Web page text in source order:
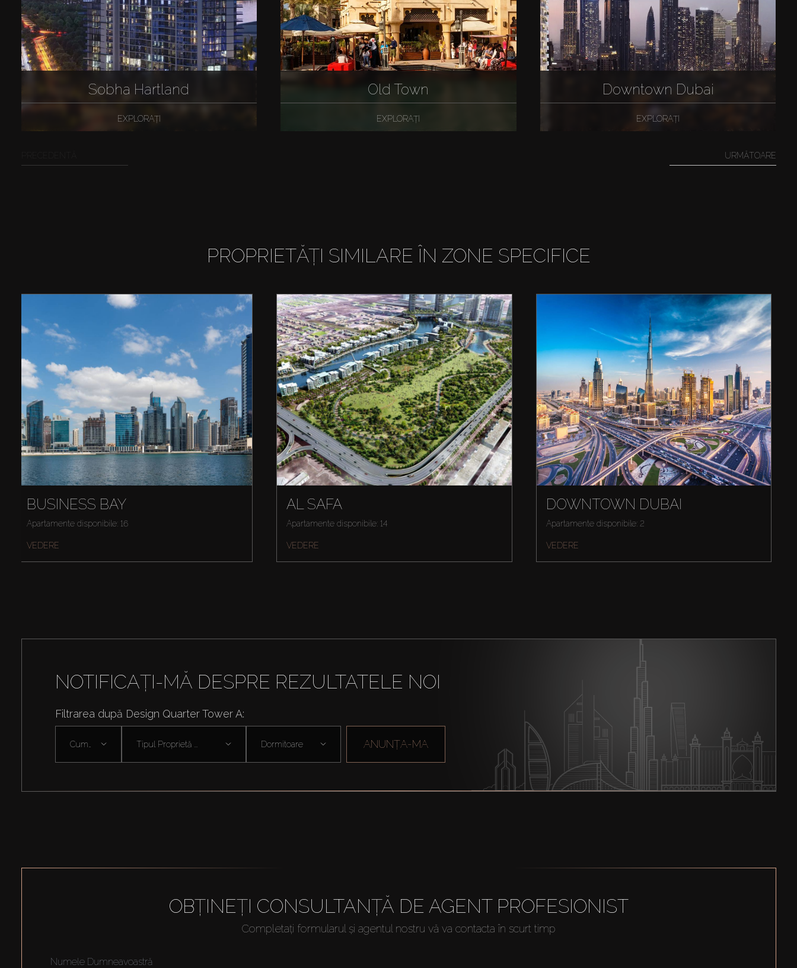
Sobha Hartland
EXPLORAȚI
Old Town
EXPLORAȚI
Downtown Dubai
EXPLORAȚI
URMĂTOARE
PROPRIETĂȚI SIMILARE ÎN ZONE SPECIFICE
BUSINESS BAY
Apartamente disponibile: 16
VEDERE
AL SAFA
Apartamente disponibile: 14
VEDERE
DOWNTOWN DUBAI
Apartamente disponibile: 2
VEDERE
NOTIFICAȚI-MĂ DESPRE REZULTATELE NOI
Filtrarea după Design Quarter Tower A:
Tipul Proprietă ... Dormitoare ANUNȚA-MA
OBȚINEȚI CONSULTANȚĂ DE AGENT PROFESIONIST
Completați formularul și agentul nostru vă va contacta în scurt timp